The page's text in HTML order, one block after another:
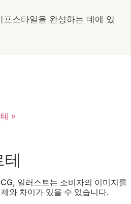
스타일을 완성하는 데에 있
»
일러스트는 소비자의 이미지를
와 차이가 있을 수 있습니다.